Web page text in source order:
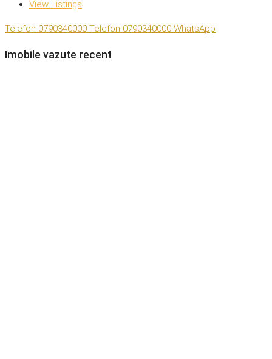
View Listings
Telefon 0790340000 Telefon 0790340000 WhatsApp
Imobile vazute recent